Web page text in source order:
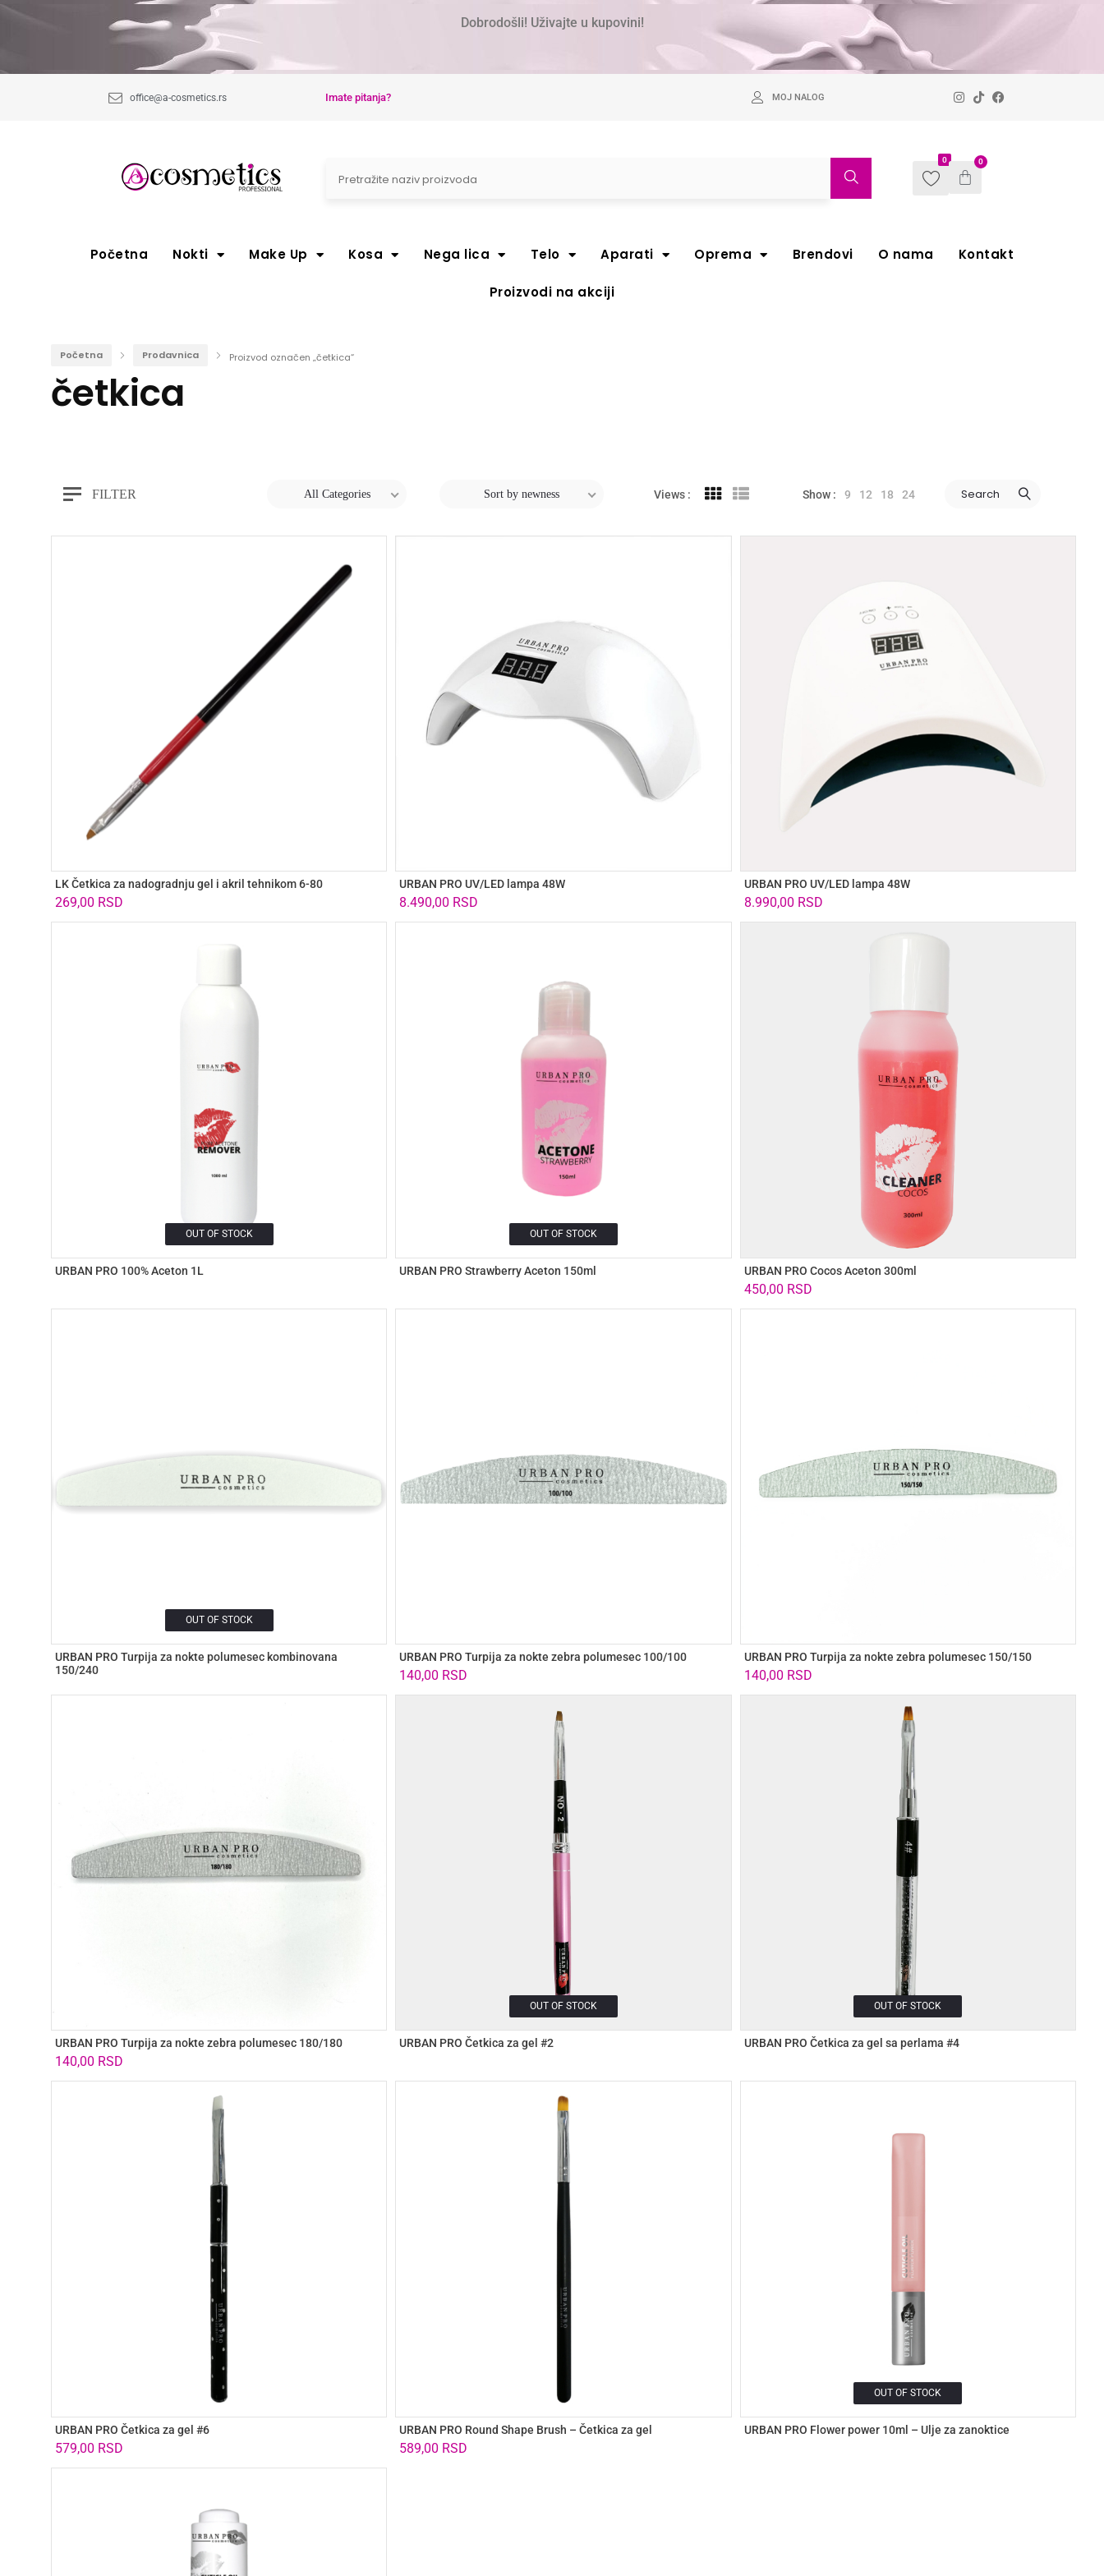
Dobrodošli! Uživajte u kupovini!
office@a-cosmetics.rs Imate pitanja? MOJ NALOG
0 0
Početna Nokti Make Up Kosa Nega lica Telo Aparati Oprema Brendovi O nama Kontakt
Proizvodi na akciji
Početna Prodavnica Proizvod označen „četkica“
četkica
FILTER All Categories Sort by newness Views : Show : 9 12 18 24 Search
LK Četkica za nadogradnju gel i akril tehnikom 6-80
269,00 RSD
URBAN PRO UV/LED lampa 48W
8.490,00 RSD
URBAN PRO UV/LED lampa 48W
8.990,00 RSD
OUT OF STOCK
URBAN PRO 100% Aceton 1L
OUT OF STOCK
URBAN PRO Strawberry Aceton 150ml URBAN PRO Cocos Aceton 300ml
450,00 RSD
OUT OF STOCK
URBAN PRO Turpija za nokte polumesec kombinovana
150/240
URBAN PRO Turpija za nokte zebra polumesec 100/100
140,00 RSD
URBAN PRO Turpija za nokte zebra polumesec 150/150
140,00 RSD
URBAN PRO Turpija za nokte zebra polumesec 180/180
140,00 RSD
OUT OF STOCK
URBAN PRO Četkica za gel #2
OUT OF STOCK
URBAN PRO Četkica za gel sa perlama #4
URBAN PRO Četkica za gel #6
579,00 RSD
URBAN PRO Round Shape Brush – Četkica za gel
589,00 RSD
OUT OF STOCK
URBAN PRO Flower power 10ml – Ulje za zanoktice